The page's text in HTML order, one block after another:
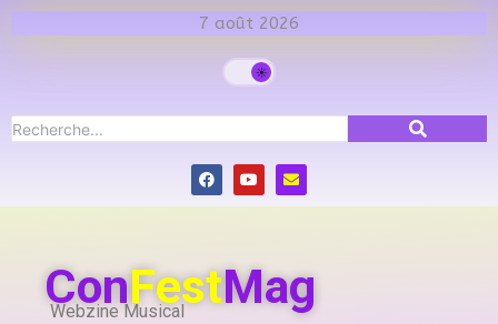
7 août 2026
ConFestMag
Webzine Musical